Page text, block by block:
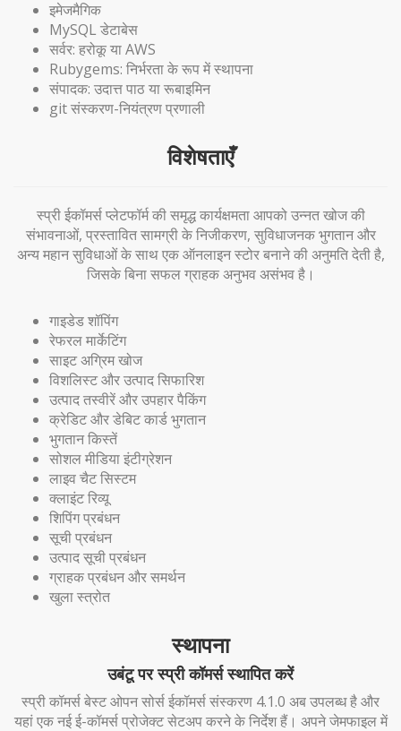
इमेजमैगिक
MySQL डेटाबेस
सर्वर: हरोकू या AWS
Rubygems: निर्भरता के रूप में स्थापना
संपादक: उदात्त पाठ या रूबाइमिन
git संस्करण-नियंत्रण प्रणाली
विशेषताएँ
स्प्री ईकॉमर्स प्लेटफॉर्म की समृद्ध कार्यक्षमता आपको उन्नत खोज की
संभावनाओं, प्रस्तावित सामग्री के निजीकरण, सुविधाजनक भुगतान और
अन्य महान सुविधाओं के साथ एक ऑनलाइन स्टोर बनाने की अनुमति देती है,
जिसके बिना सफल ग्राहक अनुभव असंभव है।
गाइडेड शॉपिंग
रेफरल मार्केटिंग
साइट अग्रिम खोज
विशलिस्ट और उत्पाद सिफारिश
उत्पाद तस्वीरें और उपहार पैकिंग
क्रेडिट और डेबिट कार्ड भुगतान
भुगतान किस्तें
सोशल मीडिया इंटीग्रेशन
लाइव चैट सिस्टम
क्लाइंट रिव्यू
शिपिंग प्रबंधन
सूची प्रबंधन
उत्पाद सूची प्रबंधन
ग्राहक प्रबंधन और समर्थन
खुला स्त्रोत
स्थापना
उबंटू पर स्प्री कॉमर्स स्थापित करें
स्प्री कॉमर्स बेस्ट ओपन सोर्स ईकॉमर्स संस्करण 4.1.0 अब उपलब्ध है और
यहां एक नई ई-कॉमर्स प्रोजेक्ट सेटअप करने के निर्देश हैं। अपने जेमफाइल में